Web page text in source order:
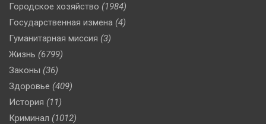
Городское хозяйство (1984)
Государственная измена (4)
Гуманитарная миссия (3)
Жизнь (6799)
Законы (36)
Здоровье (409)
История (11)
Криминал (1012)